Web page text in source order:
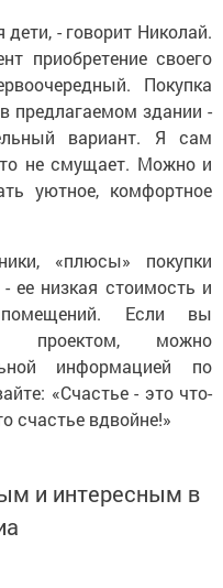
- говорит Николай.
приобретение своего
Покупка
предлагаемом здании -
вариант. Я сам
не смущает. Можно и
уютное, комфортное
«плюсы» покупки
ее низкая стоимость и
помещений. Если вы
проектом, можно
информацией по
«Счастье - это что-
счастье вдвойне!»
и интересным в